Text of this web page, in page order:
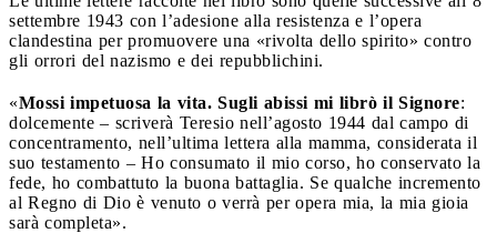
settembre 1943 con l’adesione alla resistenza e l’opera
clandestina per promuovere una «rivolta dello spirito» contro
gli orrori del nazismo e dei repubblichini.
«Mossi impetuosa la vita. Sugli abissi mi librò il Signore:
dolcemente – scriverà Teresio nell’agosto 1944 dal campo di
concentramento, nell’ultima lettera alla mamma, considerata il
suo testamento – Ho consumato il mio corso, ho conservato la
fede, ho combattuto la buona battaglia. Se qualche incremento
al Regno di Dio è venuto o verrà per opera mia, la mia gioia
sarà completa».